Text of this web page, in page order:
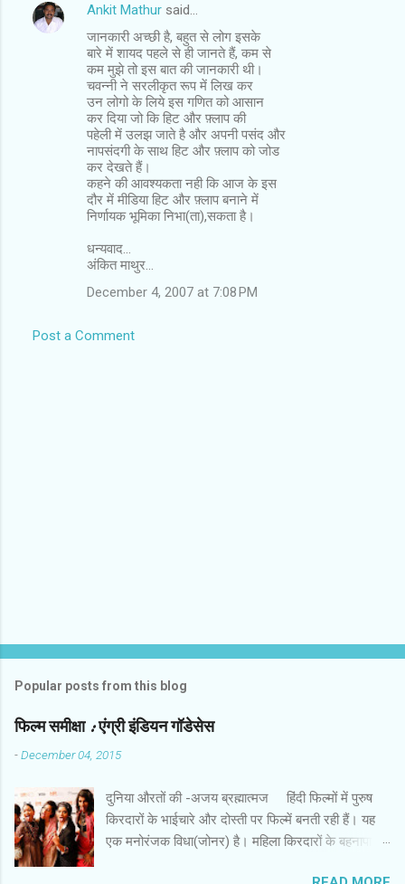
n
Ankit Mathur said…
जानकारी अच्छी है, बहुत से लोग इसके
बारे में शायद पहले से ही जानते हैं, कम से
कम मुझे तो इस बात की जानकारी थी।
चवन्नी ने सरलीकृत रूप में लिख कर
उन लोगो के लिये इस गणित को आसान
कर दिया जो कि हिट और फ़्लाप की
पहेली में उलझ जाते है और अपनी पसंद और
नापसंदगी के साथ हिट और फ़्लाप को जोड
कर देखते हैं।
कहने की आवश्यकता नही कि आज के इस
दौर में मीडिया हिट और फ़्लाप बनाने में
निर्णायक भूमिका निभा(ता),सकता है।
धन्यवाद...
अंकित माथुर...
December 4, 2007 at 7:08 PM
Post a Comment
Popular posts from this blog
फिल्‍म समीक्षा : एंग्री इंडियन गॉडेसेस
-December 04, 2015
दुनिया औरतों की -अजय ब्रह्मात्‍मज हिंदी फिल्‍मों में पुरुष
किरदारों के भाईचारे और दोस्‍ती पर फिल्‍में बनती रही हैं। यह
एक मनोरंजक विधा(जोनर) है। महिला किरदारों के बहनापा